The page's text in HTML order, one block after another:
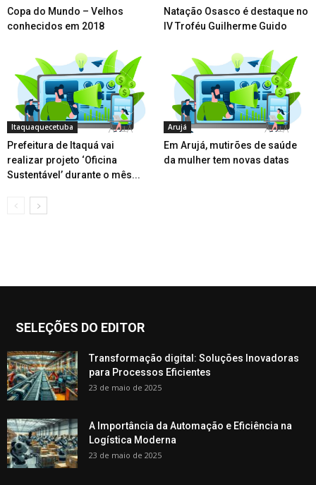
Copa do Mundo – Velhos
conhecidos em 2018
Natação Osasco é destaque no
IV Troféu Guilherme Guido
Itaquaquecetuba
Prefeitura de Itaquá vai
realizar projeto ‘Oficina
Sustentável’ durante o mês...
Arujá
Em Arujá, mutirões de saúde
da mulher tem novas datas
SELEÇÕES DO EDITOR
Transformação digital: Soluções Inovadoras
para Processos Eficientes
23 de maio de 2025
A Importância da Automação e Eficiência na
Logística Moderna
23 de maio de 2025